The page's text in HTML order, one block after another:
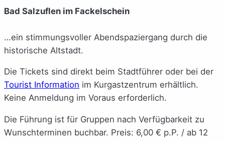
Bad Salzuflen im Fackelschein
…ein stimmungsvoller Abendspaziergang durch die
historische Altstadt.
Die Tickets sind direkt beim Stadtführer oder bei der
Tourist Information im Kurgastzentrum erhältlich.
Keine Anmeldung im Voraus erforderlich.
Die Führung ist für Gruppen nach Verfügbarkeit zu
Wunschterminen buchbar. Preis: 6,00 € p.P. / ab 12